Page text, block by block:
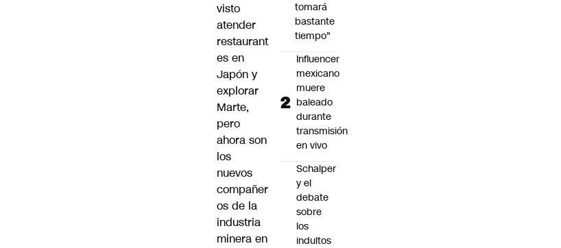
visto
atender
restaurant
es en
Japón y
explorar
Marte,
pero
ahora son
los
nuevos
compañer
os de la
industria
minera en
tomará
bastante
tiempo"
Influencer
mexicano
muere
baleado
durante
transmisión
en vivo
Schalper
y el
debate
sobre
los
indultos